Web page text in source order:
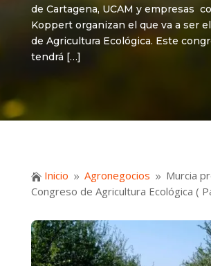
de Cartagena, UCAM y empresas
Koppert organizan el que va a ser
de Agricultura Ecológica. Este
tendrá […]
 Inicio 9 Agronegocios 9 Murcia
Congreso de Agricultura Ecológica (